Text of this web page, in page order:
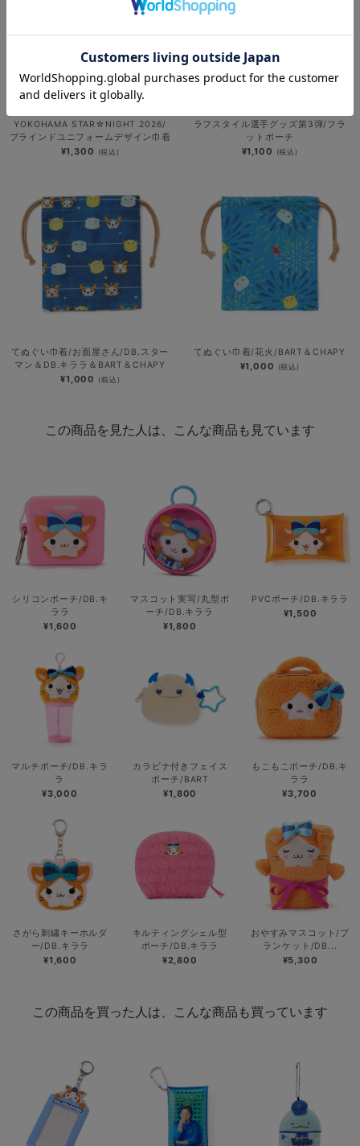
NEW
YOKOHAMA STAR☆NIGHT 2026/
ブラインドユニフォームデザイン巾着
¥1,300 (税込)
ラフスタイル選手グッズ第3弾/フラ
ットポーチ
¥1,100 (税込)
てぬぐい巾着/お面屋さん/DB.スター
マン＆DB.キララ＆BART＆CHAPY
¥1,000 (税込)
てぬぐい巾着/花火/BART＆CHAPY
¥1,000 (税込)
この商品を見た人は、こんな商品も見ています
シリコンポーチ/DB.キ
ララ
¥1,600
マスコット実写/丸型ポ
ーチ/DB.キララ
¥1,800
PVCポーチ/DB.キララ
¥1,500
マルチポーチ/DB.キラ
ラ
¥3,000
カラビナ付きフェイス
ポーチ/BART
¥1,800
もこもこポーチ/DB.キ
ララ
¥3,700
さがら刺繍キーホルダ
ー/DB.キララ
¥1,600
キルティングシェル型
ポーチ/DB.キララ
¥2,800
おやすみマスコット/ブ
ランケット/DB...
¥5,300
この商品を買った人は、こんな商品も買っています